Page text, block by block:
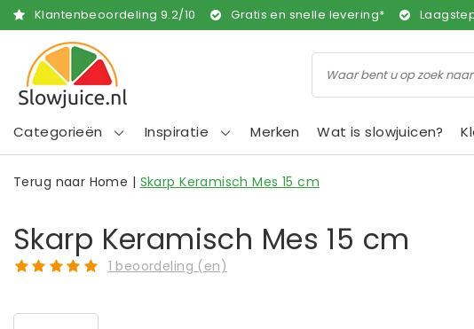
Klantenbeoordeling 9.2/10 Gratis en snelle levering*
Categorieën Inspiratie Merken Wat is slowjuicen?
Terug naar Home | Skarp Keramisch Mes 15 cm
Skarp Keramisch Mes 15 cm
1 beoordeling (en)